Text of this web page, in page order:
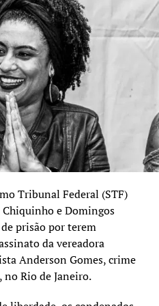
Ele estava preso no
em Brasília, até
após apresentar
e precisar ser
chegou a ser internado
da capital, onde
de broncoaspiração.
apresentou um resumo
recebidos por Bolsonaro
Nesse intervalo, ele
constante, com mais de
de fisioterapia e
frequentes de familiares
de assistência jurídica e
por prisão domiciliar
preventivamente em 22 de
Tribunal Federal (STF)
e Domingos
prisão por terem
da vereadora
Anderson Gomes, crime
Rio de Janeiro.